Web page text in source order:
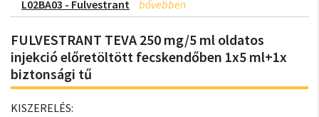
L02BA03 - Fulvestrant
FULVESTRANT TEVA 250 mg/5 ml oldatos
injekció előretöltött fecskendőben 1x5 ml+1x
biztonsági tű
KISZERELÉS: